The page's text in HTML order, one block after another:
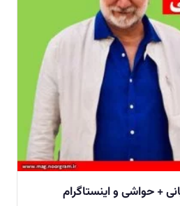
+ حواشی و اینستاگرام